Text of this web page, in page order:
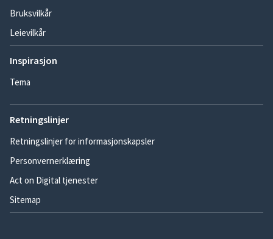
Bruksvilkår
Leievilkår
Inspirasjon
Tema
Retningslinjer
Retningslinjer for informasjonskapsler
Personvernerklæring
Act on Digital tjenester
Sitemap